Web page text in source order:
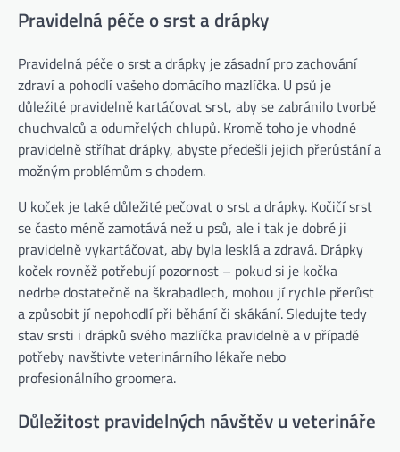
Pravidelná péče o srst a drápky
Pravidelná péče o srst a drápky je zásadní pro zachování
zdraví a pohodlí vašeho domácího mazlíčka. U psů je
důležité pravidelně kartáčovat srst, aby se zabránilo tvorbě
chuchvalců a odumřelých chlupů. Kromě toho je vhodné
pravidelně stříhat drápky, abyste předešli jejich přerůstání a
možným problémům s chodem.
U koček je také důležité pečovat o srst a drápky. Kočičí srst
se často méně zamotává než u psů, ale i tak je dobré ji
pravidelně vykartáčovat, aby byla lesklá a zdravá. Drápky
koček rovněž potřebují pozornost – pokud si je kočka
nedrbe dostatečně na škrabadlech, mohou jí rychle přerůst
a způsobit jí nepohodlí při běhání či skákání. Sledujte tedy
stav srsti i drápků svého mazlíčka pravidelně a v případě
potřeby navštivte veterinárního lékaře nebo
profesionálního groomera.
Důležitost pravidelných návštěv u veterináře